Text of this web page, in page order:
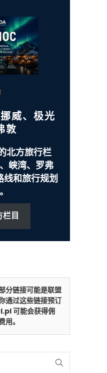
威、极光
敦
方旅行栏
峡湾、罗弗
和旅行规划
栏目
分链接可能是联盟
通过这些链接预订
可能会获得佣
用。